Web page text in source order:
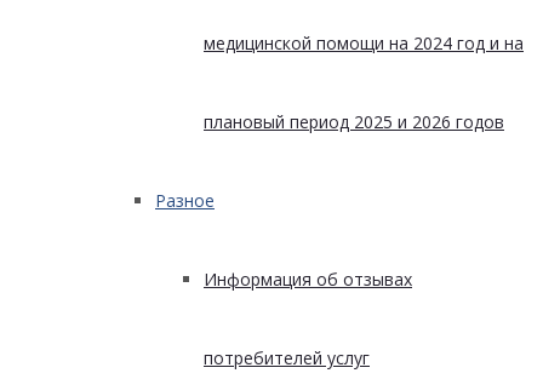
медицинской помощи на 2024 год и на
плановый период 2025 и 2026 годов
Разное
Информация об отзывах
потребителей услуг